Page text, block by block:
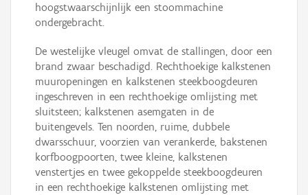
hoogstwaarschijnlijk een stoommachine
ondergebracht.
De westelijke vleugel omvat de stallingen, door een
brand zwaar beschadigd. Rechthoekige kalkstenen
muuropeningen en kalkstenen steekboogdeuren
ingeschreven in een rechthoekige omlijsting met
sluitsteen; kalkstenen asemgaten in de
buitengevels. Ten noorden, ruime, dubbele
dwarsschuur, voorzien van verankerde, bakstenen
korfboogpoorten, twee kleine, kalkstenen
venstertjes en twee gekoppelde steekboogdeuren
in een rechthoekige kalkstenen omlijsting met